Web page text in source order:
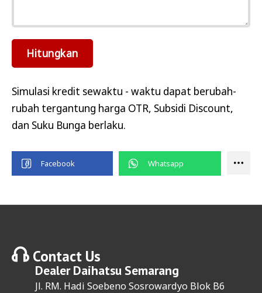
Hitungkan
Simulasi kredit sewaktu - waktu dapat berubah-
rubah tergantung harga OTR, Subsidi Discount,
dan Suku Bunga berlaku.
Contact Us
DealerDaihatsu Semarang
Jl. RM. Hadi Soebeno Sosrowardyo Blok B6